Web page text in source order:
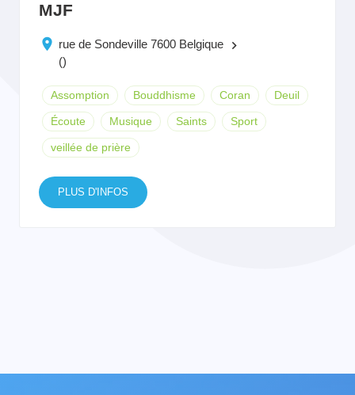
MJF
rue de Sondeville 7600 Belgique keyboard_arrow_right
()
Assomption Bouddhisme Coran Deuil
Écoute Musique Saints Sport
veillée de prière
PLUS D'INFOS